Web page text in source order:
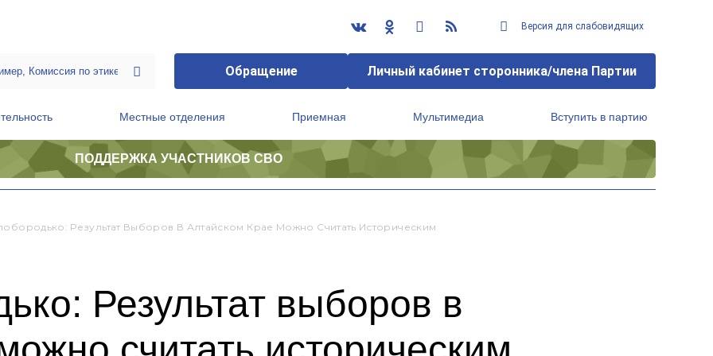
Версия для слабовидящих
Обращение Личный кабинет сторонника/члена Партии
Местные отделения Приемная Мультимедиа Вступить в партию
ПОДДЕРЖКА УЧАСТНИКОВ СВО
Результат Выборов В Алтайском Крае Можно Считать Историческим
Результат выборов в